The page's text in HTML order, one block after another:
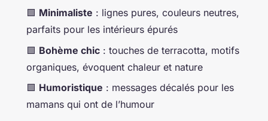
🟩 Minimaliste : lignes pures, couleurs neutres,
parfaits pour les intérieurs épurés
🟩 Bohème chic : touches de terracotta, motifs
organiques, évoquent chaleur et nature
🟩 Humoristique : messages décalés pour les
mamans qui ont de l’humour